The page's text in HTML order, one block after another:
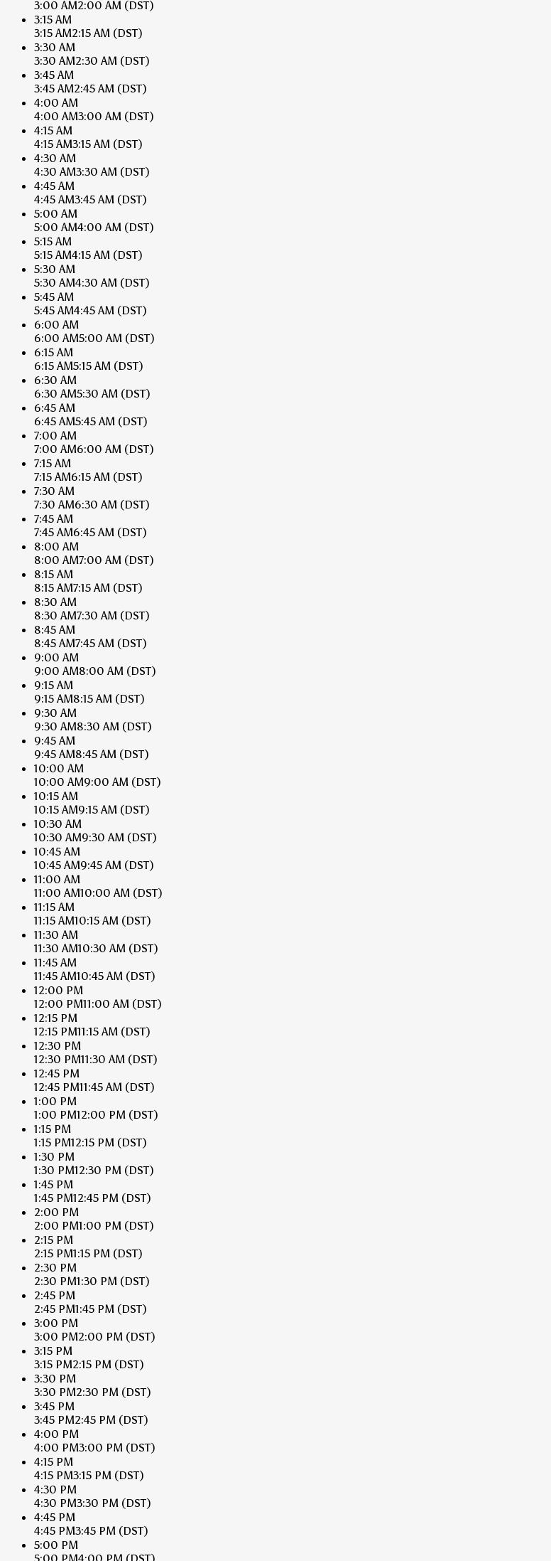
3:00 AM2:00 AM (DST)
3:15 AM
3:15 AM2:15 AM (DST)
3:30 AM
3:30 AM2:30 AM (DST)
3:45 AM
3:45 AM2:45 AM (DST)
4:00 AM
4:00 AM3:00 AM (DST)
4:15 AM
4:15 AM3:15 AM (DST)
4:30 AM
4:30 AM3:30 AM (DST)
4:45 AM
4:45 AM3:45 AM (DST)
5:00 AM
5:00 AM4:00 AM (DST)
5:15 AM
5:15 AM4:15 AM (DST)
5:30 AM
5:30 AM4:30 AM (DST)
5:45 AM
5:45 AM4:45 AM (DST)
6:00 AM
6:00 AM5:00 AM (DST)
6:15 AM
6:15 AM5:15 AM (DST)
6:30 AM
6:30 AM5:30 AM (DST)
6:45 AM
6:45 AM5:45 AM (DST)
7:00 AM
7:00 AM6:00 AM (DST)
7:15 AM
7:15 AM6:15 AM (DST)
7:30 AM
7:30 AM6:30 AM (DST)
7:45 AM
7:45 AM6:45 AM (DST)
8:00 AM
8:00 AM7:00 AM (DST)
8:15 AM
8:15 AM7:15 AM (DST)
8:30 AM
8:30 AM7:30 AM (DST)
8:45 AM
8:45 AM7:45 AM (DST)
9:00 AM
9:00 AM8:00 AM (DST)
9:15 AM
9:15 AM8:15 AM (DST)
9:30 AM
9:30 AM8:30 AM (DST)
9:45 AM
9:45 AM8:45 AM (DST)
10:00 AM
10:00 AM9:00 AM (DST)
10:15 AM
10:15 AM9:15 AM (DST)
10:30 AM
10:30 AM9:30 AM (DST)
10:45 AM
10:45 AM9:45 AM (DST)
11:00 AM
11:00 AM10:00 AM (DST)
11:15 AM
11:15 AM10:15 AM (DST)
11:30 AM
11:30 AM10:30 AM (DST)
11:45 AM
11:45 AM10:45 AM (DST)
12:00 PM
12:00 PM11:00 AM (DST)
12:15 PM
12:15 PM11:15 AM (DST)
12:30 PM
12:30 PM11:30 AM (DST)
12:45 PM
12:45 PM11:45 AM (DST)
1:00 PM
1:00 PM12:00 PM (DST)
1:15 PM
1:15 PM12:15 PM (DST)
1:30 PM
1:30 PM12:30 PM (DST)
1:45 PM
1:45 PM12:45 PM (DST)
2:00 PM
2:00 PM1:00 PM (DST)
2:15 PM
2:15 PM1:15 PM (DST)
2:30 PM
2:30 PM1:30 PM (DST)
2:45 PM
2:45 PM1:45 PM (DST)
3:00 PM
3:00 PM2:00 PM (DST)
3:15 PM
3:15 PM2:15 PM (DST)
3:30 PM
3:30 PM2:30 PM (DST)
3:45 PM
3:45 PM2:45 PM (DST)
4:00 PM
4:00 PM3:00 PM (DST)
4:15 PM
4:15 PM3:15 PM (DST)
4:30 PM
4:30 PM3:30 PM (DST)
4:45 PM
4:45 PM3:45 PM (DST)
5:00 PM
5:00 PM4:00 PM (DST)